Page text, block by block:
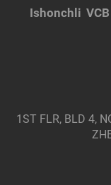
Ishonchli
1ST FLR, BLD 4,